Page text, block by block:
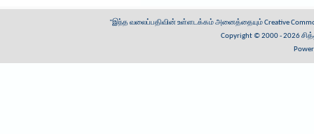
"இந்த வலைப்பதிவின் உள்ளடக்கம் அனைத்தையும்Creative
Copyright © 2000 - 2026